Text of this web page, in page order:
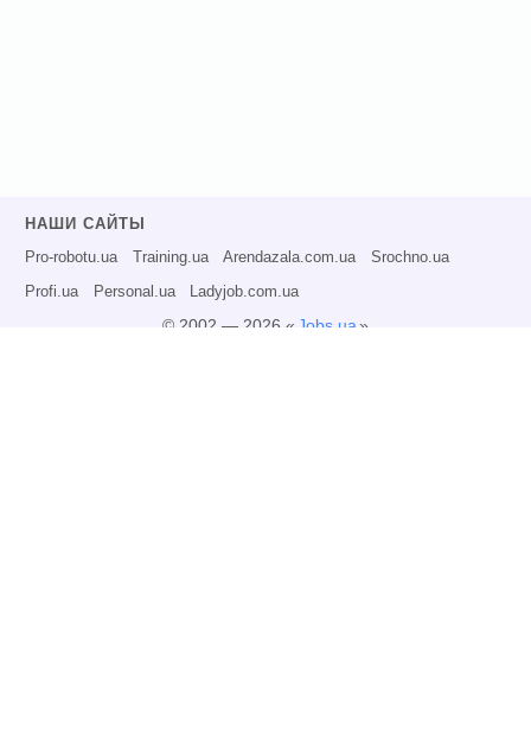
НАШИ САЙТЫ
Pro-robotu.ua Training.ua Arendazala.com.ua Srochno.ua
Profi.ua Personal.ua Ladyjob.com.ua
© 2002 — 2026 « Jobs.ua»